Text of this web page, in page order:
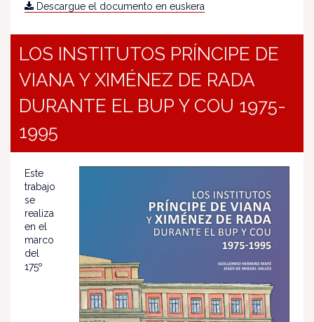
Descargue el documento en euskera
LOS INSTITUTOS PRÍNCIPE DE
VIANA Y XIMÉNEZ DE RADA
DURANTE EL BUP Y COU 1975-
1995
Este
trabajo
se
realiza
en el
marco
del
175º